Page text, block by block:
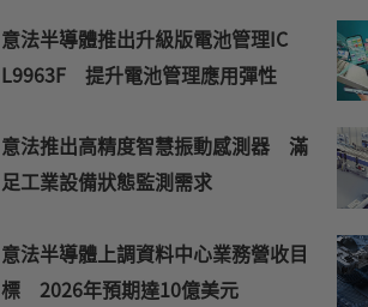
意法半導體推出升級版電池管理IC
L9963F 提升電池管理應用彈性
意法推出高精度智慧振動感測器 滿
足工業設備狀態監測需求
意法半導體上調資料中心業務營收目
標 2026年預期達10億美元